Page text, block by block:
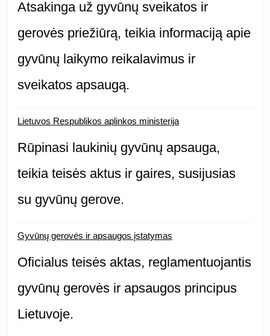
Atsakinga už gyvūnų sveikatos ir
gerovės priežiūrą, teikia informaciją apie
gyvūnų laikymo reikalavimus ir
sveikatos apsaugą.
Lietuvos Respublikos aplinkos ministerija
Rūpinasi laukinių gyvūnų apsauga,
teikia teisės aktus ir gaires, susijusias
su gyvūnų gerove.
Gyvūnų gerovės ir apsaugos įstatymas
Oficialus teisės aktas, reglamentuojantis
gyvūnų gerovės ir apsaugos principus
Lietuvoje.